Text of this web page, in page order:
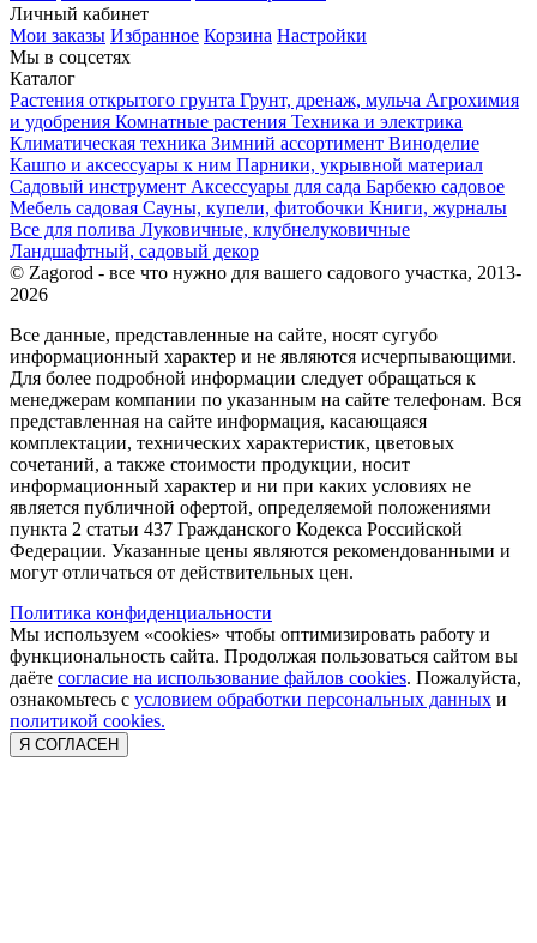
Личный кабинет
Мои заказы Избранное Корзина Настройки
Мы в соцсетях
Каталог
Растения открытого грунта Грунт, дренаж, мульча Агрохимия
и удобрения Комнатные растения Техника и электрика
Климатическая техника Зимний ассортимент Виноделие
Кашпо и аксессуары к ним Парники, укрывной материал
Садовый инструмент Аксессуары для сада Барбекю садовое
Мебель садовая Сауны, купели, фитобочки Книги, журналы
Все для полива Луковичные, клубнелуковичные
Ландшафтный, садовый декор
© Zagorod - все что нужно для вашего садового участка, 2013-
2026
Все данные, представленные на сайте, носят сугубо
информационный характер и не являются исчерпывающими.
Для более подробной информации следует обращаться к
менеджерам компании по указанным на сайте телефонам. Вся
представленная на сайте информация, касающаяся
комплектации, технических характеристик, цветовых
сочетаний, а также стоимости продукции, носит
информационный характер и ни при каких условиях не
является публичной офертой, определяемой положениями
пункта 2 статьи 437 Гражданского Кодекса Российской
Федерации. Указанные цены являются рекомендованными и
могут отличаться от действительных цен.
Политика конфиденциальности
Мы используем «cookies» чтобы оптимизировать работу и
функциональность сайта. Продолжая пользоваться сайтом вы
даёте согласие на использование файлов cookies. Пожалуйста,
ознакомьтесь с условием обработки персональных данных и
политикой cookies.
Я СОГЛАСЕН